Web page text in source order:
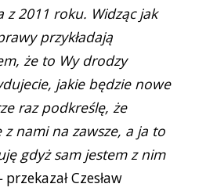
z 2011 roku. Widząc jak
przykładają
że to Wy drodzy
jakie będzie nowe
raz podkreślę, że
z nami na zawsze, a ja to
gdyż sam jestem z nim
przekazał Czesław